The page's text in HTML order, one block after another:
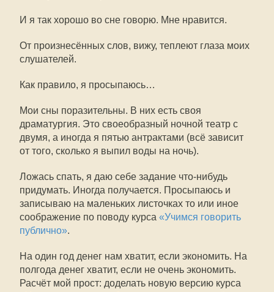
И я так хорошо во сне говорю. Мне нравится.
От произнесённых слов, вижу, теплеют глаза моих
слушателей.
Как правило, я просыпаюсь…
Мои сны поразительны. В них есть своя
драматургия. Это своеобразный ночной театр с
двумя, а иногда я пятью антрактами (всё зависит
от того, сколько я выпил воды на ночь).
Ложась спать, я даю себе задание что-нибудь
придумать. Иногда получается. Просыпаюсь и
записываю на маленьких листочках то или иное
соображение по поводу курса «Учимся говорить
публично».
На один год денег нам хватит, если экономить. На
полгода денег хватит, если не очень экономить.
Расчёт мой прост: доделать новую версию курса